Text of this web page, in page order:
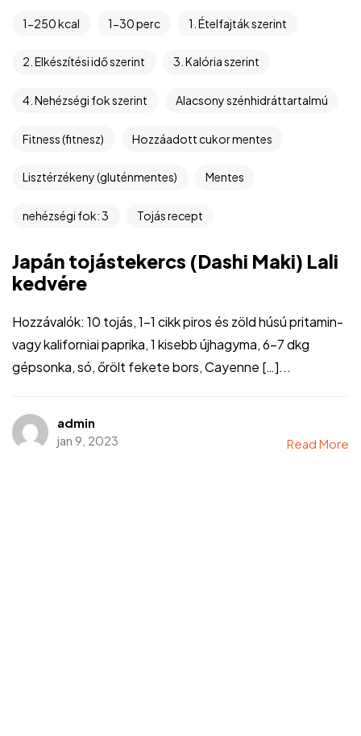
1-250 kcal 1-30 perc 1. Ételfajták szerint
2. Elkészítési idő szerint 3. Kalória szerint
4. Nehézségi fok szerint Alacsony szénhidráttartalmú
Fitness (fitnesz) Hozzáadott cukor mentes
Lisztérzékeny (gluténmentes) Mentes
nehézségi fok: 3 Tojás recept
Japán tojástekercs (Dashi Maki) Lali
kedvére
Hozzávalók: 10 tojás, 1-1 cikk piros és zöld húsú pritamin-
vagy kaliforniai paprika, 1 kisebb újhagyma, 6-7 dkg
gépsonka, só, őrölt fekete bors, Cayenne […]...
admin
jan 9, 2023
Read More